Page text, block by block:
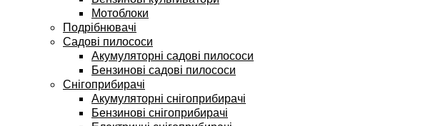
Мотоблоки
Подрібнювачі
Садові пилососи
Акумуляторні садові пилососи
Бензинові садові пилососи
Снігоприбирачі
Акумуляторні снігоприбирачі
Бензинові снігоприбирачі